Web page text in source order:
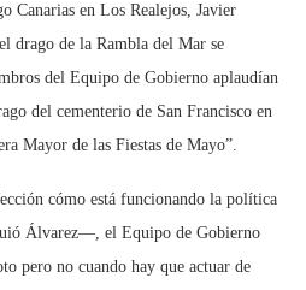
Canarias en Los Realejos, Javier
drago de la Rambla del Mar se
del Equipo de Gobierno aplaudían
del cementerio de San Francisco en
Mayor de las Fiestas de Mayo”.
cómo está funcionando la política
Álvarez—, el Equipo de Gobierno
pero no cuando hay que actuar de